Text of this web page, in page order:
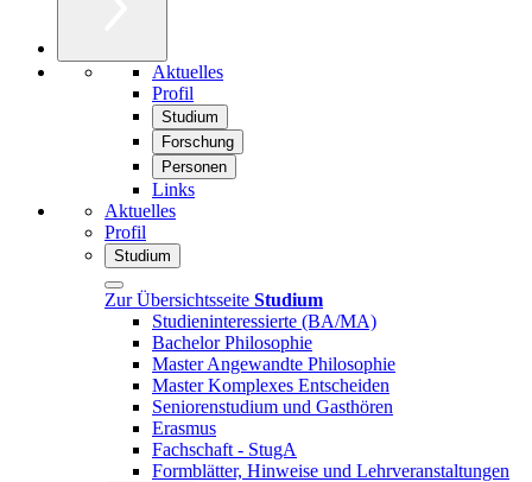
Aktuelles
Profil
Studium
Forschung
Personen
Links
Aktuelles
Profil
Studium
Zur Übersichtsseite Studium
Studieninteressierte (BA/MA)
Bachelor Philosophie
Master Angewandte Philosophie
Master Komplexes Entscheiden
Seniorenstudium und Gasthören
Erasmus
Fachschaft - StugA
Formblätter, Hinweise und Lehrveranstaltungen